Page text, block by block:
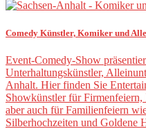
Comedy Künstler, Komiker und
Event-Comedy-Show
Unterhaltungskünstler,
Anhalt. Hier finden Sie
Showkünstler für Firmenfeiern,
aber auch für Familienfeiern
Silberhochzeiten und